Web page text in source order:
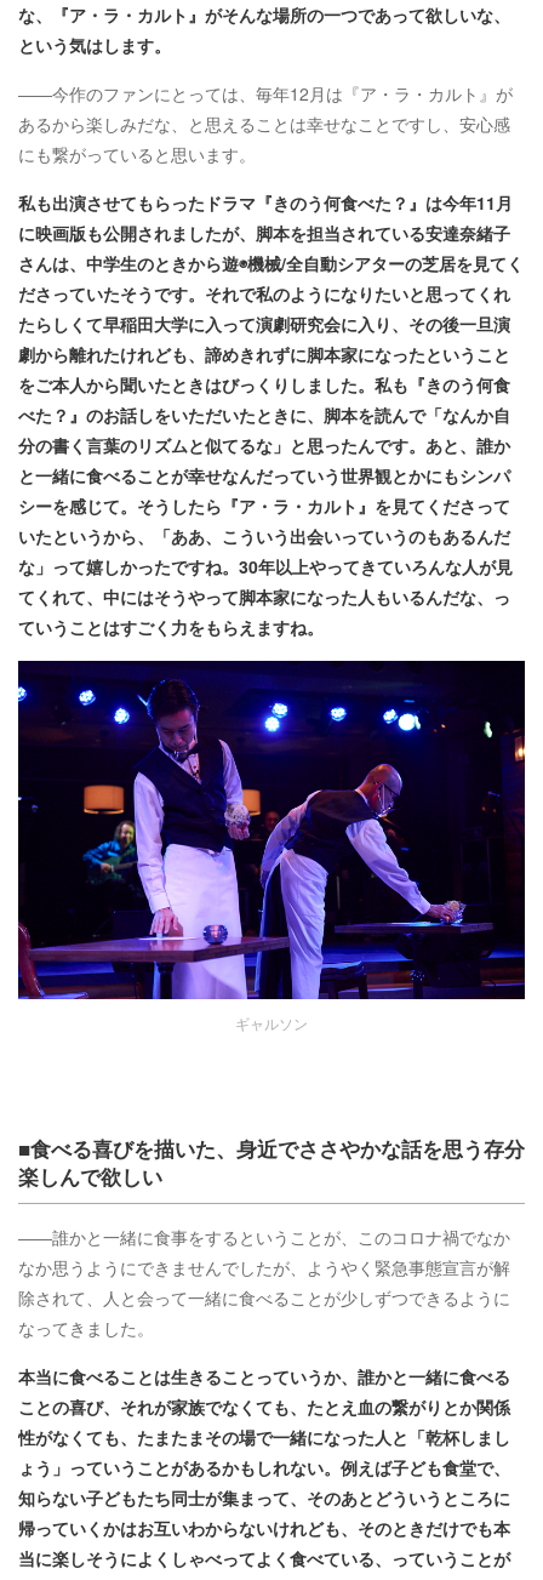
な、『ア・ラ・カルト』がそんな場所の一つであって欲しいな、
という気はします。
――今作のファンにとっては、毎年12月は『ア・ラ・カルト』が
あるから楽しみだな、と思えることは幸せなことですし、安心感
にも繋がっていると思います。
私も出演させてもらったドラマ『きのう何食べた？』は今年11月
に映画版も公開されましたが、脚本を担当されている安達奈緒子
さんは、中学生のときから遊◉機械/全自動シアターの芝居を見てく
ださっていたそうです。それで私のようになりたいと思ってくれ
たらしくて早稲田大学に入って演劇研究会に入り、その後一旦演
劇から離れたけれども、諦めきれずに脚本家になったということ
をご本人から聞いたときはびっくりしました。私も『きのう何食
べた？』のお話しをいただいたときに、脚本を読んで「なんか自
分の書く言葉のリズムと似てるな」と思ったんです。あと、誰か
と一緒に食べることが幸せなんだっていう世界観とかにもシンパ
シーを感じて。そうしたら『ア・ラ・カルト』を見てくださって
いたというから、「ああ、こういう出会いっていうのもあるんだ
な」って嬉しかったですね。30年以上やってきていろんな人が見
てくれて、中にはそうやって脚本家になった人もいるんだな、っ
ていうことはすごく力をもらえますね。
ギャルソン
■食べる喜びを描いた、身近でささやかな話を思う存分
楽しんで欲しい
――誰かと一緒に食事をするということが、このコロナ禍でなか
なか思うようにできませんでしたが、ようやく緊急事態宣言が解
除されて、人と会って一緒に食べることが少しずつできるように
なってきました。
本当に食べることは生きることっていうか、誰かと一緒に食べる
ことの喜び、それが家族でなくても、たとえ血の繋がりとか関係
性がなくても、たまたまその場で一緒になった人と「乾杯しまし
ょう」っていうことがあるかもしれない。例えば子ども食堂で、
知らない子どもたち同士が集まって、そのあとどういうところに
帰っていくかはお互いわからないけれども、そのときだけでも本
当に楽しそうによくしゃべってよく食べている、っていうことが